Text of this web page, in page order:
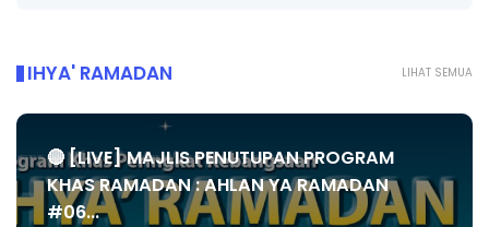
LIHAT SEMUA
IHYA' RAMADAN
🔴 [LIVE] MAJLIS PENUTUPAN PROGRAM
KHAS RAMADAN : AHLAN YA RAMADAN
#06...